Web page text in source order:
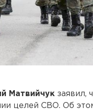
Матвийчук заявил,
целей СВО. Об